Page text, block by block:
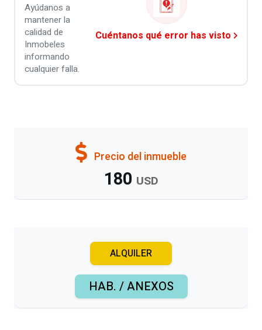
Ayúdanos a
mantener la
calidad de
Inmobeles
informando
cualquier falla.
Cuéntanos qué error has visto
Precio del inmueble
180 USD
ALQUILER
HAB. / ANEXOS